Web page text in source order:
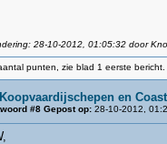
28-10-2012, 01:05:32 door
punten, zie blad 1 eerste bericht.
en
#8 Gepost op: 28-10-2012,